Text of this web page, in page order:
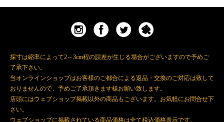
採寸は縮率によって2～3cm程の誤差が生じる場合がございますので予めご
了承下さい。
当オンラインショップはお客様のご都合による返品・交換のご対応は致して
おりませんので、予めご了承頂きます様お願い致します。
店頭にはウェブショップ掲載以外の商品もございます。お気軽にお問合せ下
さい。
ウェブショップに掲載されている商品価格は全て税込価格表示です。